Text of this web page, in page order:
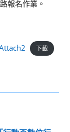
報名作業。
下載